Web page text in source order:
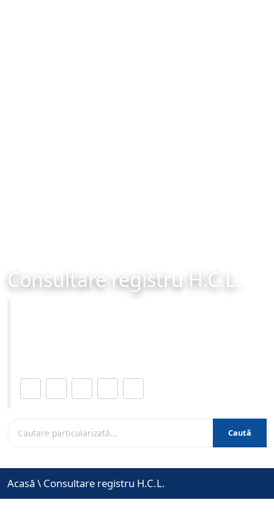
Consultare registru H.C.L.
Caută
Acasă \ Consultare registru H.C.L.